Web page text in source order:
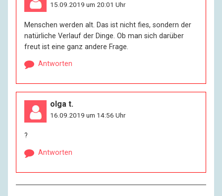
15.09.2019 um 20:01 Uhr
Menschen werden alt. Das ist nicht fies, sondern der
natürliche Verlauf der Dinge. Ob man sich darüber
freut ist eine ganz andere Frage.
Antworten
olga t.
16.09.2019 um 14:56 Uhr
?
Antworten